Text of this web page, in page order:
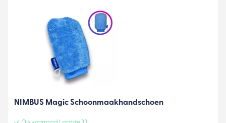
NIMBUS Magic Schoonmaakhandschoen